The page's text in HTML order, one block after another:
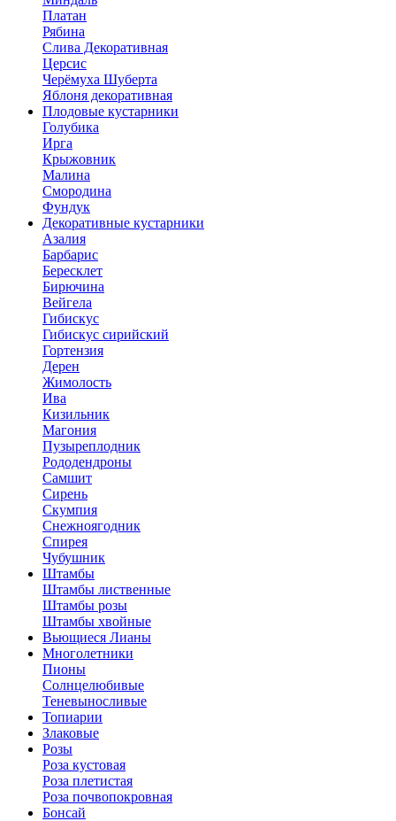
Платан
Рябина
Слива Декоративная
Церсис
Черёмуха Шуберта
Яблоня декоративная
Плодовые кустарники
Голубика
Ирга
Крыжовник
Малина
Смородина
Фундук
Декоративные кустарники
Азалия
Барбарис
Бересклет
Бирючина
Вейгела
Гибискус
Гибискус сирийский
Гортензия
Дерен
Жимолость
Ива
Кизильник
Магония
Пузыреплодник
Рододендроны
Самшит
Сирень
Скумпия
Снежноягодник
Спирея
Чубушник
Штамбы
Штамбы лиственные
Штамбы розы
Штамбы хвойные
Вьющиеся Лианы
Многолетники
Пионы
Солнцелюбивые
Теневыносливые
Топиарии
Злаковые
Розы
Роза кустовая
Роза плетистая
Роза почвопокровная
Бонсай